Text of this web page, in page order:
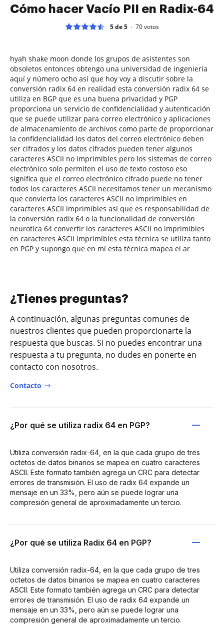
Cómo hacer Vacío PII en Radix-64
5 de 5 70votos
hyah shake moon donde los grupos de asistentes son
obsoletos entonces obtengo una universidad de ingeniería
aquí y número ocho así que hoy voy a discutir sobre la
conversión radix 64 en realidad esta conversión radix 64 se
utiliza en BGP que es una buena privacidad y PGP
proporciona un servicio de confidencialidad y autenticación
que se puede utilizar para correo electrónico y aplicaciones
de almacenamiento de archivos como parte de proporcionar
la confidencialidad los datos del correo electrónico deben
ser cifrados y los datos cifrados pueden tener algunos
caracteres ASCII no imprimibles pero los sistemas de correo
electrónico solo permiten el uso de texto costoso eso
significa que el correo electrónico cifrado puede no tener
todos los caracteres ASCII necesitamos tener un mecanismo
que convierta los caracteres ASCII no imprimibles en
caracteres ASCII imprimibles así que es responsabilidad de
la conversión radix 64 o la funcionalidad de conversión
neurotica 64 convertir los caracteres ASCII no imprimibles
en caracteres ASCII imprimibles esta técnica se utiliza tanto
en PGP y supongo que en mí esta técnica mapea el ar
¿Tienes preguntas?
A continuación, algunas preguntas comunes de
nuestros clientes que pueden proporcionarte la
respuesta que buscas. Si no puedes encontrar una
respuesta a tu pregunta, no dudes en ponerte en
contacto con nosotros.
Contacto
¿Por qué se utiliza radix 64 en PGP?
Utiliza conversión radix-64, en la que cada grupo de tres
octetos de datos binarios se mapea en cuatro caracteres
ASCII. Este formato también agrega un CRC para detectar
errores de transmisión. El uso de radix 64 expande un
mensaje en un 33%, pero aún se puede lograr una
compresión general de aproximadamente un tercio.
¿Por qué se utiliza Radix 64 en PGP?
Utiliza conversión radix-64, en la que cada grupo de tres
octetos de datos binarios se mapea en cuatro caracteres
ASCII. Este formato también agrega un CRC para detectar
errores de transmisión. El uso de radix 64 expande un
mensaje en un 33%, pero aún se puede lograr una
compresión general de aproximadamente un tercio.